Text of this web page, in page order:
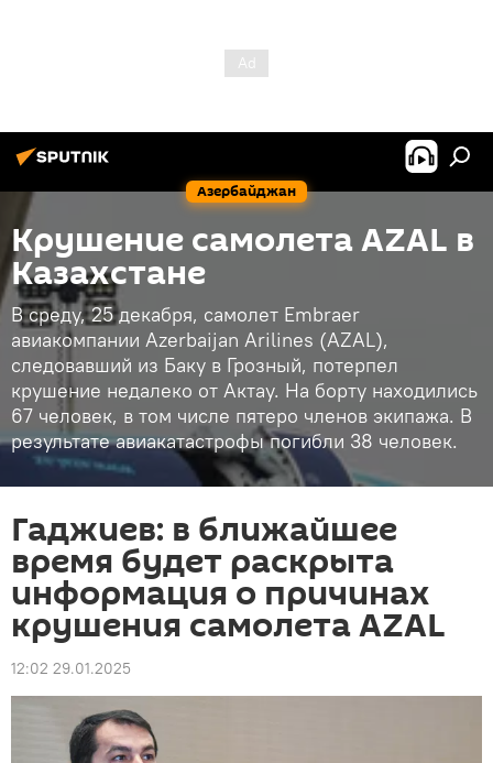
Азербайджан
Крушение самолета AZAL в
Казахстане
В среду, 25 декабря, самолет Embraer
авиакомпании Azerbaijan Arilines (AZAL),
следовавший из Баку в Грозный, потерпел
крушение недалеко от Актау. На борту находились
67 человек, в том числе пятеро членов экипажа. В
результате авиакатастрофы погибли 38 человек.
Гаджиев: в ближайшее
время будет раскрыта
информация о причинах
крушения самолета AZAL
12:02 29.01.2025